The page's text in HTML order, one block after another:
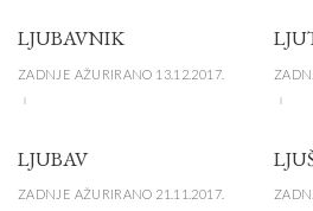
LJUBAVNIK
ZADNJE AŽURIRANO 13.12.2017.
LJUBAV
ZADNJE AŽURIRANO 21.11.2017.